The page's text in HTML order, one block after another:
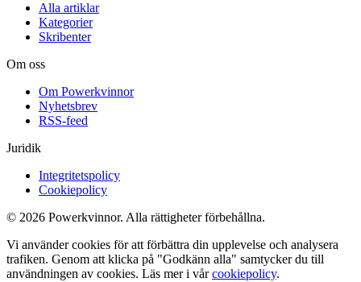
Alla artiklar
Kategorier
Skribenter
Om oss
Om Powerkvinnor
Nyhetsbrev
RSS-feed
Juridik
Integritetspolicy
Cookiepolicy
© 2026 Powerkvinnor. Alla rättigheter förbehållna.
Vi använder cookies för att förbättra din upplevelse och analysera
trafiken. Genom att klicka på "Godkänn alla" samtycker du till
användningen av cookies. Läs mer i vårcookiepolicy.